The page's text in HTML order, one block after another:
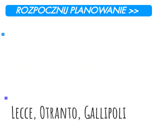
ROZPOCZNIJ PLANOWANIE >>
Lecce, Otranto, Gallipoli